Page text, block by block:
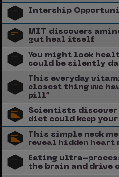
Intership
MIT discovers
gut heal itself
You might look
could be silently
This everyday
closest thing we
pill”
Scientists discover
diet could keep
This simple neck
reveal hidden heart
Eating ultra-
the brain and drive